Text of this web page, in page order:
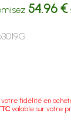
54.96 €
fidélité en
valable sur votre